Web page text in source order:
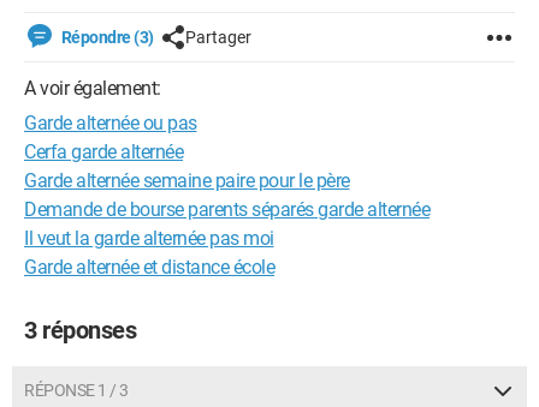
Répondre (3) Partager
A voir également:
Garde alternée ou pas
Cerfa garde alternée
Garde alternée semaine paire pour le père
Demande de bourse parents séparés garde alternée
Il veut la garde alternée pas moi
Garde alternée et distance école
3 réponses
RÉPONSE 1 / 3